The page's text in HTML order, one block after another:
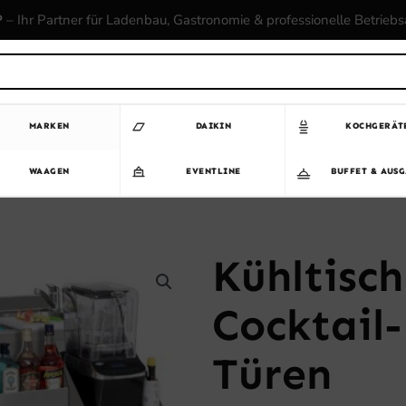
– Ihr Partner für Ladenbau, Gastronomie & professionelle
MARKEN DAIKIN
WAAGEN EVENTLINE BUFFET &
Türen